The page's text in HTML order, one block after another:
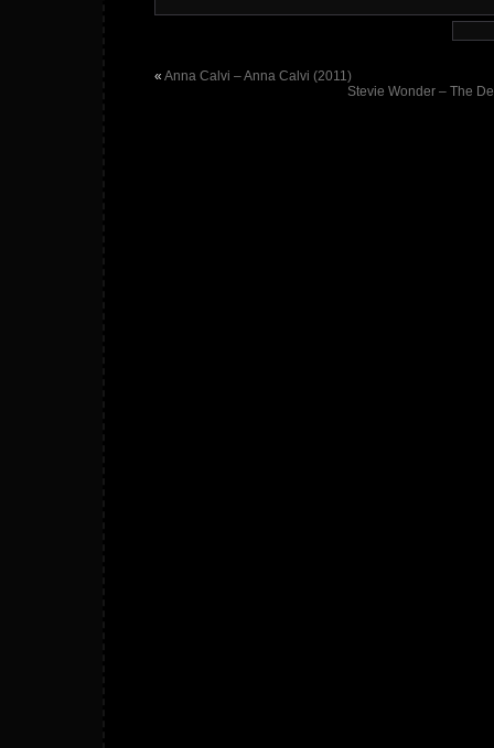
« Anna Calvi – Anna Calvi (2011)
Stevie Wonder – The